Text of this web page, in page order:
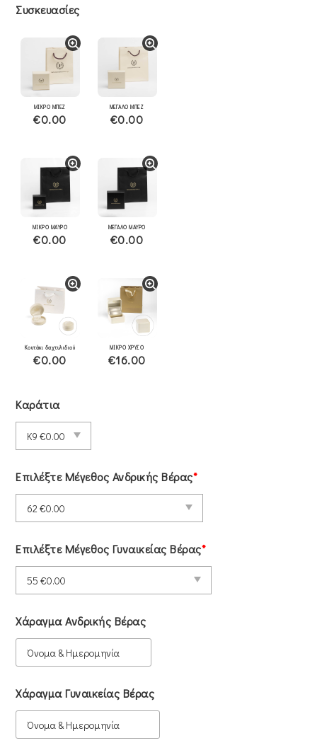
Συσκευασίες
ΜΙΚΡΟ ΜΠΕΖ
€0.00
ΜΕΓΑΛΟ ΜΠΕΖ
€0.00
ΜΙΚΡΟ ΜΑΥΡΟ
€0.00
ΜΕΓΑΛΟ ΜΑΥΡΟ
€0.00
Κουτάκι δαχτυλιδιού
€0.00
ΜΙΚΡΟ ΧΡΥΣΟ
€16.00
Καράτια
Επιλέξτε Μέγεθος Ανδρικής Βέρας*
Επιλέξτε Μέγεθος Γυναικείας Βέρας*
Χάραγμα Ανδρικής Βέρας
Χάραγμα Γυναικείας Βέρας